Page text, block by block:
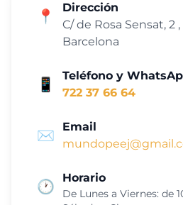
📍
Dirección
C/ de Rosa Sensat, 2
Barcelona
📱
Teléfono y
722 37 66 64
✉️
Email
🕐
Horario
De Lunes a Viernes: de